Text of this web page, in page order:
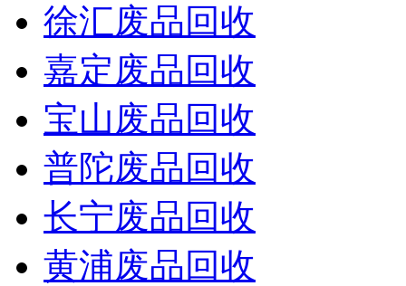
徐汇废品回收
嘉定废品回收
宝山废品回收
普陀废品回收
长宁废品回收
黄浦废品回收